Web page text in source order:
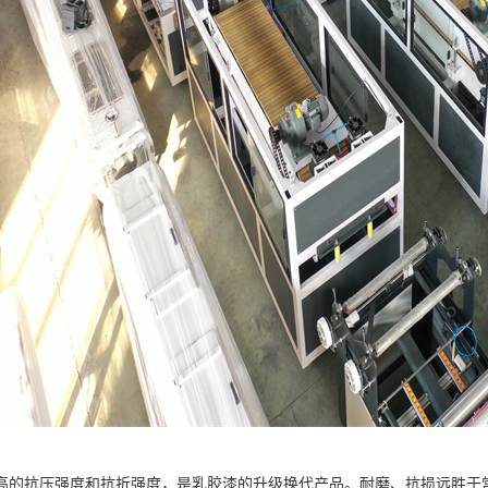
的抗压强度和抗折强度，是乳胶漆的升级换代产品。耐磨、抗损远胜